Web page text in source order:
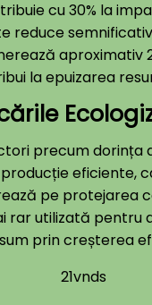
cu 30% la
reduce
aproximativ
la epuizarea
precum
eficiente,
pe protejarea
utilizată pentru
prin creșterea